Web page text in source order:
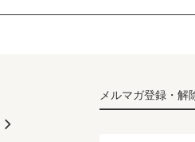
メルマガ登録・解